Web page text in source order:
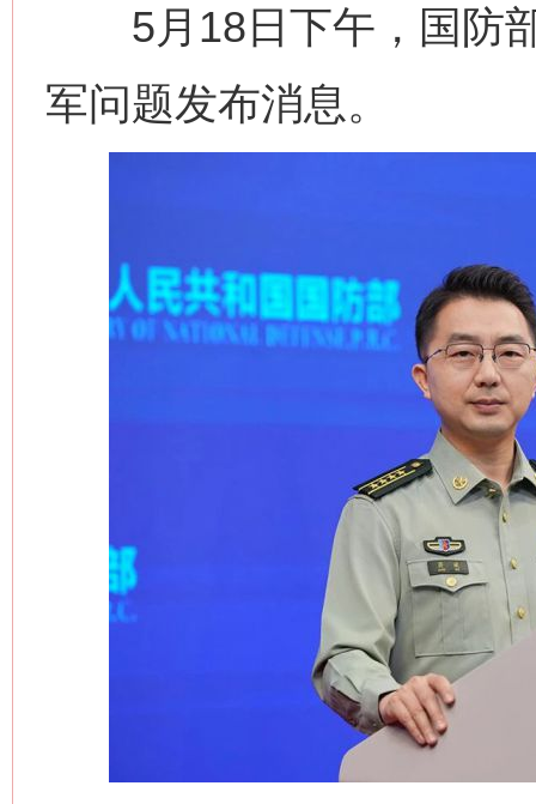
5月18日下午，国防部
军问题发布消息。